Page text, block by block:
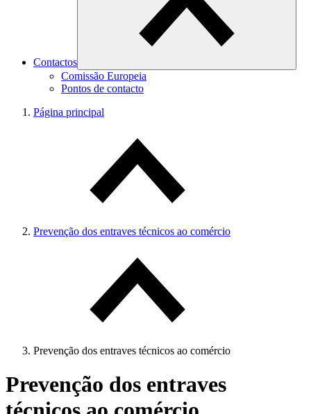
Contactos
Comissão Europeia
Pontos de contacto
Página principal
Prevenção dos entraves técnicos ao comércio
Prevenção dos entraves técnicos ao comércio
Prevenção dos entraves